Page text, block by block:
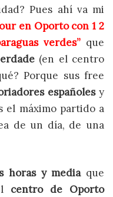
Pues ahí va mi
en Oporto con1 2
verdes”que
(en el centro
Porque sus free
españolesy
el máximo partido a
de un día, de una
horas y mediaque
centro de Oporto